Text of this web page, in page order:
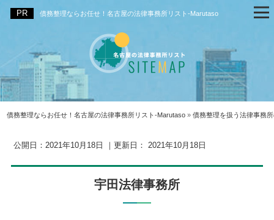
債務整理ならお任せ！名古屋の法律事務所リスト‐Marutaso
債務整理ならお任せ！名古屋の法律事務所リスト‐Marutaso » 債務整理を扱う法律事務
公開日： 2021年10月18日 ｜更新日： 2021年10月18日
宇田法律事務所